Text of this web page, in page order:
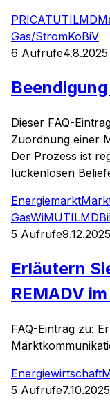
PRICATUTILMD
Gas/StromKoBiV
6 Aufrufe4.8.2025
Dieser FAQ-
Zuordnung einer
Der Prozess ist
lückenlosen
Energiemarkt
GasWiMUTILMD
5 Aufrufe9.12.2025
Erläutern
REMADV
FAQ-Eintrag zu:
Energiewirtschaft
5 Aufrufe7.10.2025